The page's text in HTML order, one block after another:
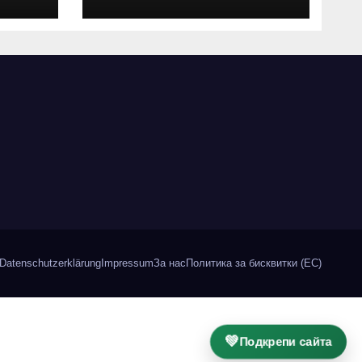
алманах „Словото,
Datenschutzerklärung ImpressumЗа нас Политика за бисквитки (ЕС)
💚Подкрепи сайта